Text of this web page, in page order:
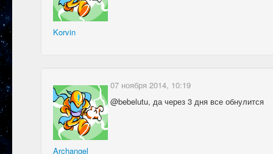
Korvin
Archangel
07 ноября 2014, 10:19
@bebelutu, да через 3 дня все обнулится